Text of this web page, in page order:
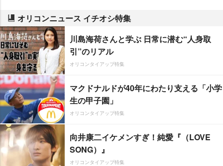
オリコンニュース イチオシ特集
川島海荷さんと学ぶ 日常に潜む“人身取
引”のリアル
オリコンタイアップ特集
マクドナルドが40年にわたり支える「小学
生の甲子園」
オリコンタイアップ特集
向井康二イケメンすぎ！純愛『（LOVE
SONG）』
オリコンタイアップ特集